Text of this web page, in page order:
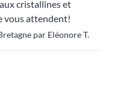
cristallines et
vous attendent!
par Eléonore T.